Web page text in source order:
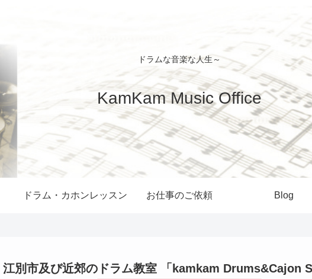
ドラムな音楽な人生～
KamKam Music Office
ドラム・カホンレッスン お仕事のご依頼 Blog
江別市及び近郊のドラム教室 「kamkam Drums&Cajon